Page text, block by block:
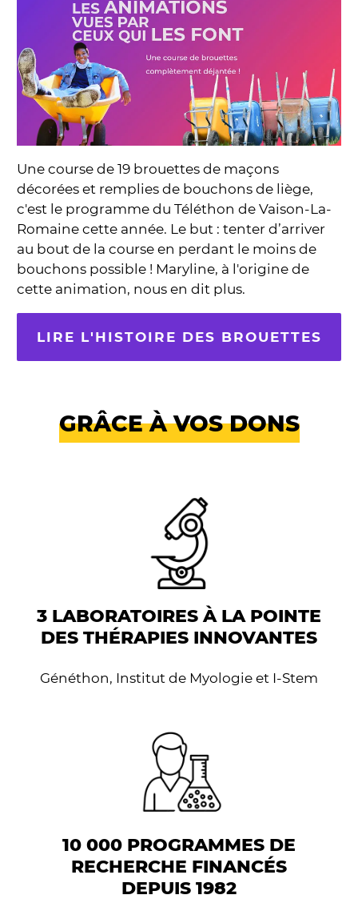
Une course de 19 brouettes de maçons
décorées et remplies de bouchons de liège,
c'est le programme du Téléthon de Vaison-La-
Romaine cette année. Le but : tenter d’arriver
au bout de la course en perdant le moins de
bouchons possible ! Maryline, à l'origine de
cette animation, nous en dit plus.
LIRE L'HISTOIRE DES BROUETTES
GRÂCE À VOS DONS
3 LABORATOIRES À LA POINTE
DES THÉRAPIES INNOVANTES
Généthon, Institut de Myologie et I-Stem
10 000 PROGRAMMES DE
RECHERCHE FINANCÉS
DEPUIS 1982